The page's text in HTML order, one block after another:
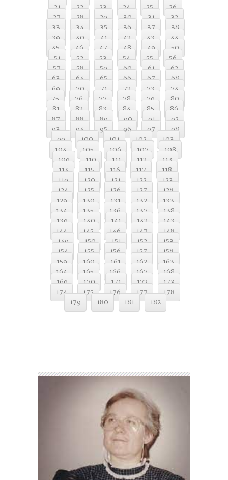
21
22 23 24 25
26
27
28 29 30 31
32
33
34 35 36 37
38
39
40 41 42 43
44
45
46 47 48 49
50
51
52 53 54 55
56
57
58 59 60 61
62
63
64 65 66 67
68
69
70 71 72 73
74
75
76 77 78 79
80
81
82 83 84 85
86
87
88 89 90 91
92
93
94 95 96 97
98
99
100 101 102
103
104
105 106 107
108
109
110 111 112
113
114
115 116 117
118
119
120 121 122
123
124
125 126 127
128
129
130 131 132
133
134
135 136 137
138
139
140 141 142
143
144
145 146 147
148
149
150 151 152
153
154
155 156 157
158
159
160 161 162
163
164
165 166 167
168
169
170 171 172
173
174
175 176 177
178
179
180 181 182